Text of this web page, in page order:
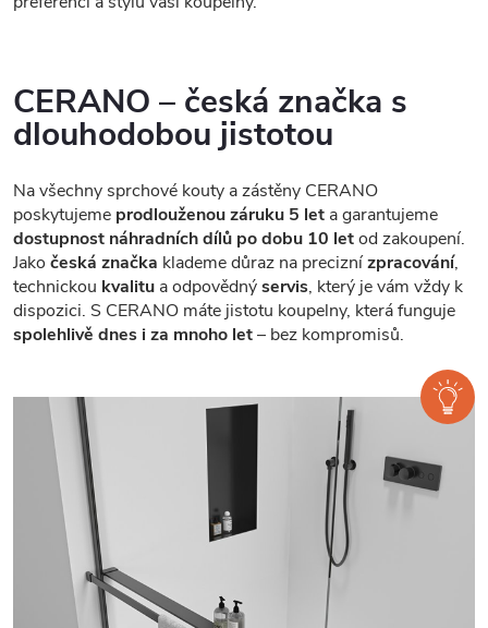
CERANO – česká značka s
dlouhodobou jistotou
Na všechny sprchové kouty a zástěny CERANO
poskytujeme prodlouženou záruku 5 let a garantujeme
dostupnost náhradních dílů po dobu 10 letod zakoupení.
Jako česká značka klademe důraz na preciznízpracování,
technickou kvalitu a odpovědnýservis, který je vám vždy k
dispozici. S CERANO máte jistotu koupelny, která funguje
spolehlivě dnes i za mnoho let– bez kompromisů.